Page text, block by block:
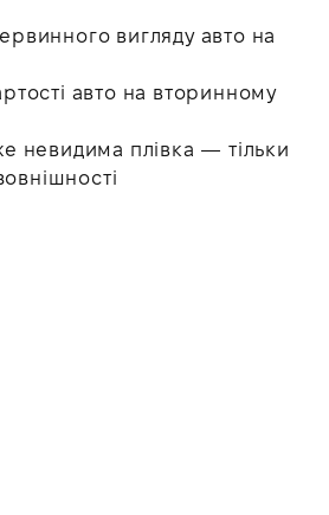
вигляду авто на
авто на вторинному
невидима плівка — тільки